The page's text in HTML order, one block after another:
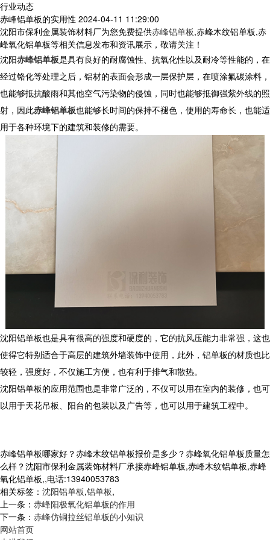
行业动态
赤峰铝单板的实用性 2024-04-11 11:29:00
沈阳市保利金属装饰材料厂为您免费提供赤峰铝单板,赤峰木纹铝单板,赤
峰氧化铝单板等相关信息发布和资讯展示，敬请关注！
沈阳赤峰铝单板是具有良好的耐腐蚀性、抗氧化性以及耐冷等性能的，在
经过铬化等处理之后，铝材的表面会形成一层保护层，在喷涂氟碳涂料，
也能够抵抗酸雨和其他空气污染物的侵蚀，同时也能够抵御强紫外线的照
射，因此赤峰铝单板也能够长时间的保持不褪色，使用的寿命长，也能适
用于各种环境下的建筑和装修的需要。
沈阳铝单板也是具有很高的强度和硬度的，它的抗风压能力非常强，这也
使得它特别适合于高层的建筑外墙装饰中使用，此外，铝单板的材质也比
较轻，强度好，不仅施工方便，也有利于排气和散热。
沈阳铝单板的应用范围也是非常广泛的，不仅可以用在室内的装修，也可
以用于天花吊板、阳台的包装以及广告等，也可以用于建筑工程中。
赤峰铝单板哪家好？赤峰木纹铝单板报价是多少？赤峰氧化铝单板质量怎
么样？沈阳市保利金属装饰材料厂承接赤峰铝单板,赤峰木纹铝单板,赤峰
氧化铝单板,,电话:13940053783
相关标签： 沈阳铝单板,铝单板,
上一条： 赤峰阳极氧化铝单板的作用
下一条： 赤峰仿铜拉丝铝单板的小知识
网站首页